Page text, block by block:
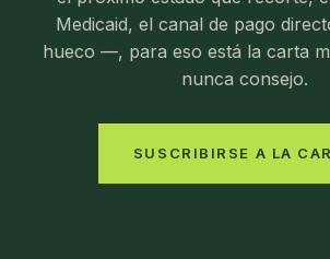
Medicaid, el canal de pago
hueco —, para eso está la carta
nunca consejo.
SUSCRIBIRSE A LA